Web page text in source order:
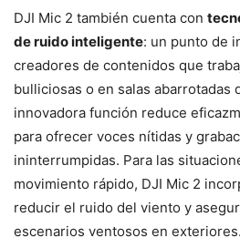
DJI Mic 2 también cuenta con
de ruido inteligente: un punto de
creadores de contenidos que
bulliciosas o en salas abarrotadas
innovadora función reduce
para ofrecer voces nítidas y
ininterrumpidas. Para las
movimiento rápido, DJI Mic 2
reducir el ruido del viento y
escenarios ventosos en exteriores.